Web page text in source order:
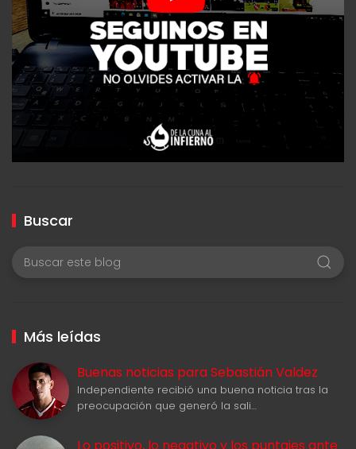
Buscar
Más leídas
Buenas noticias para Sebastián Valdez
Independiente recibió una buena noticia tras la
preocupación que generó la sali…